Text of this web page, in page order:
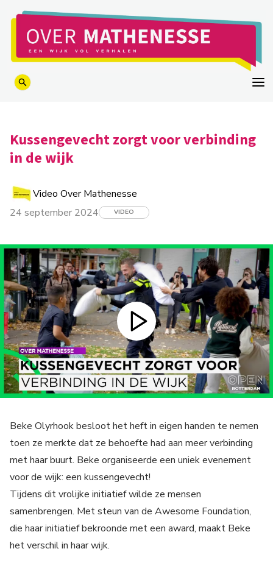
Kussengevecht zorgt voor verbinding
in de wijk
Video Over Mathenesse
24 september 2024
VIDEO
Beke Olyrhook besloot het heft in eigen handen te nemen
toen ze merkte dat ze behoefte had aan meer verbinding
met haar buurt. Beke organiseerde een uniek evenement
voor de wijk: een kussengevecht!
Tijdens dit vrolijke initiatief wilde ze mensen
samenbrengen. Met steun van de Awesome Foundation,
die haar initiatief bekroonde met een award, maakt Beke
het verschil in haar wijk.